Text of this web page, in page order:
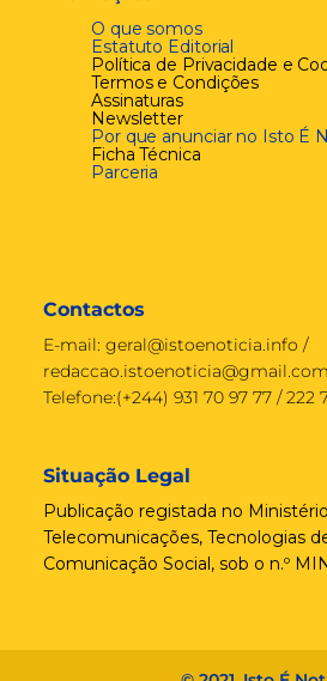
O que somos
Estatuto Editorial
Política de Privacidade e
Termos e Condições
Assinaturas
Newsletter
Por que anunciar no Isto É
Ficha Técnica
Parceria
Contactos
E-mail: geral@istoenoticia.info /
redaccao.istoenoticia@gmail.com
Telefone:(+244) 931 70 97 77 / 222
Situação Legal
Publicação registada no
Telecomunicações, Tecnologias
Comunicação Social, sob o n.º